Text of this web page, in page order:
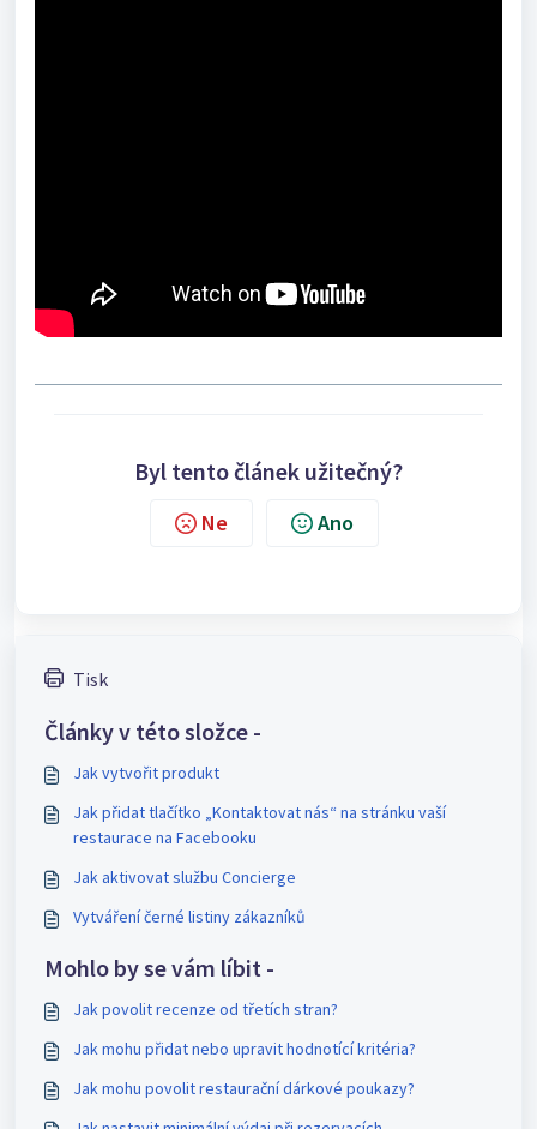
Byl tento článek užitečný?
Ne Ano
Tisk
Články v této složce -
Jak vytvořit produkt
Jak přidat tlačítko „Kontaktovat nás“ na stránku vaší
restaurace na Facebooku
Jak aktivovat službu Concierge
Vytváření černé listiny zákazníků
Mohlo by se vám líbit -
Jak povolit recenze od třetích stran?
Jak mohu přidat nebo upravit hodnotící kritéria?
Jak mohu povolit restaurační dárkové poukazy?